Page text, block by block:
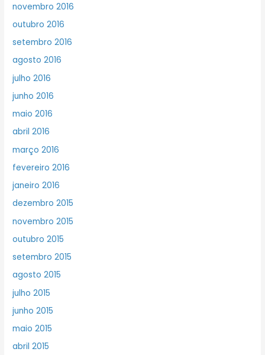
novembro 2016
outubro 2016
setembro 2016
agosto 2016
julho 2016
junho 2016
maio 2016
abril 2016
março 2016
fevereiro 2016
janeiro 2016
dezembro 2015
novembro 2015
outubro 2015
setembro 2015
agosto 2015
julho 2015
junho 2015
maio 2015
abril 2015